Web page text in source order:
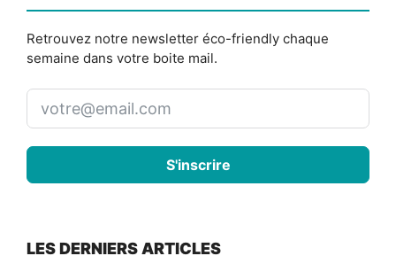
Retrouvez notre newsletter éco-friendly chaque
semaine dans votre boite mail.
S'inscrire
LES DERNIERS ARTICLES